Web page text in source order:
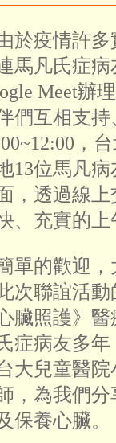
疫情許多
馬凡氏症
Meet辦
們互相支
，
13位馬凡
，透過線
、充實的上
的歡迎，
次聯誼活
臟照護》
症病友多
大兒童醫
，為我們
保養心臟。